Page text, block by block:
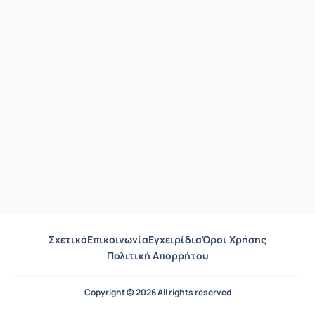
ΣχετικάΕπικοινωνίαΕγχειρίδιαΌροι Χρήσης
Πολιτική Απορρήτου
Copyright © 2026 All rights reserved